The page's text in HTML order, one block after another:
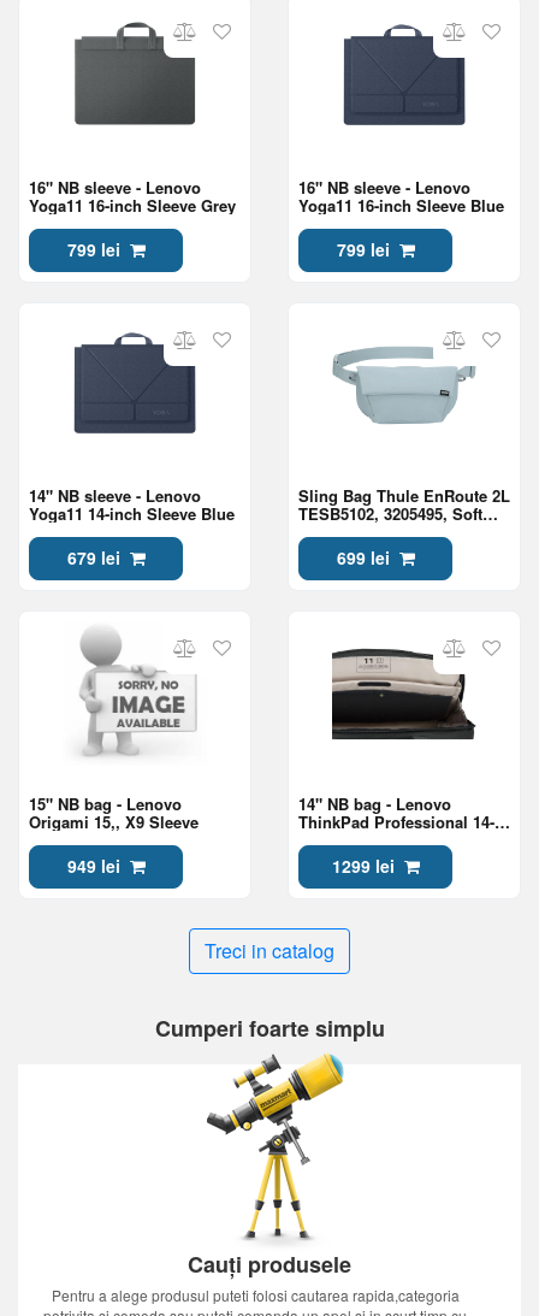
16" NB sleeve - Lenovo
Yoga11 16-inch Sleeve Grey
799 lei
16" NB sleeve - Lenovo
Yoga11 16-inch Sleeve Blue
799 lei
14" NB sleeve - Lenovo
Yoga11 14-inch Sleeve Blue
679 lei
Sling Bag Thule EnRoute 2L
TESB5102, 3205495, Soft
699 lei
15" NB bag - Lenovo
Origami 15,, X9 Sleeve
949 lei
14" NB bag - Lenovo
ThinkPad Professional 14-
1299 lei
Treci in catalog
Cumperi foarte simplu
Cauți produsele
Pentru a alege produsul puteti folosi cautarea rapida,categoria